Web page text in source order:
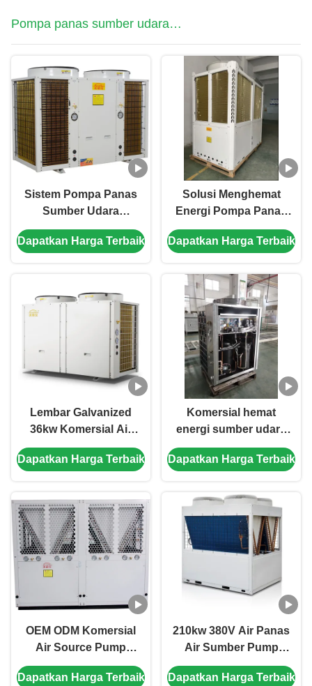
untuk penghematan
energi
Pompa panas sumber udara
komersial
Sistem Pompa Panas
Sumber Udara
Komersial 45kw
Efisiensi Tinggi Untuk
Dapatkan Harga Terbaik
Solusi Menghemat
Energi Pompa Panas
Sumber Udara 180KW
380V untuk
Pemanasan Berskala
Besar
Dapatkan Harga Terbaik
Lembar Galvanized
36kw Komersial Air
Sumber Pump Panas
Untuk Stasiun Listrik
Dapatkan Harga Terbaik
Komersial hemat
energi sumber udara
Pump panas 20kw
Low Noise
Dapatkan Harga Terbaik
OEM ODM Komersial
Air Source Pump
160KW ramah
lingkungan
Dapatkan Harga Terbaik
210kw 380V Air Panas
Air Sumber Pump
Panas Komersial Low
Noise
Dapatkan Harga Terbaik